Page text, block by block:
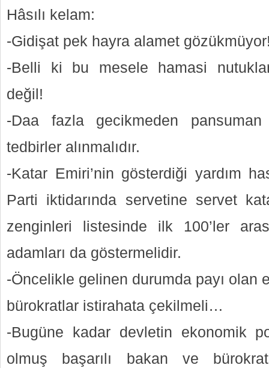
Hâsılı kelam:
-Gidişat pek hayra alamet
-Belli ki bu mesele hamasi
değil!
-Daa fazla gecikmeden
tedbirler alınmalıdır.
-Katar Emiri’nin gösterdiği yardım
Parti iktidarında servetine servet
zenginleri listesinde ilk 100’ler
adamları da göstermelidir.
-Öncelikle gelinen durumda payı olan
bürokratlar istirahata çekilmeli…
-Bugüne kadar devletin ekonomik
olmuş başarılı bakan ve